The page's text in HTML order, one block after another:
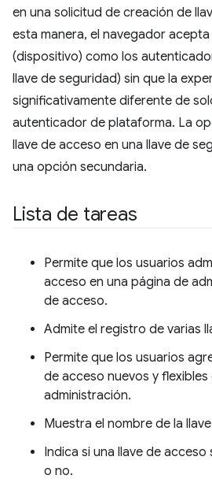
en una solicitud de creación de
esta manera, el navegador
(dispositivo) como los
llave de seguridad) sin que la
significativamente diferente de
autenticador de plataforma. La
llave de acceso en una llave de
una opción secundaria.
Lista de tareas
Permite que los usuarios
acceso en una página de
de acceso.
Admite el registro de varias
Permite que los usuarios
de acceso nuevos y flexibles
administración.
Muestra el nombre de la
Indica si una llave de
o no.